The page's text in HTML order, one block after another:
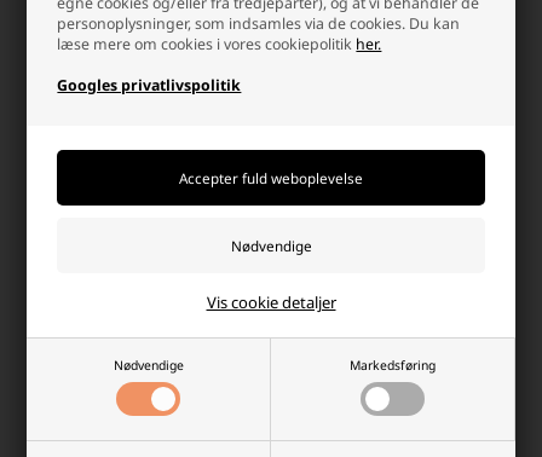
personoplysninger, som indsamles via de cookies. Du kan
læse mere om cookies i vores cookiepolitik her.
Googles privatlivspolitik
Nødvendige Markedsføring
Vis cookie detaljer
Kunstigt Juletræ 215 cm med
+
Juletræsfod i Grøn med 2.8 L
Vandtank og Metalben
- +